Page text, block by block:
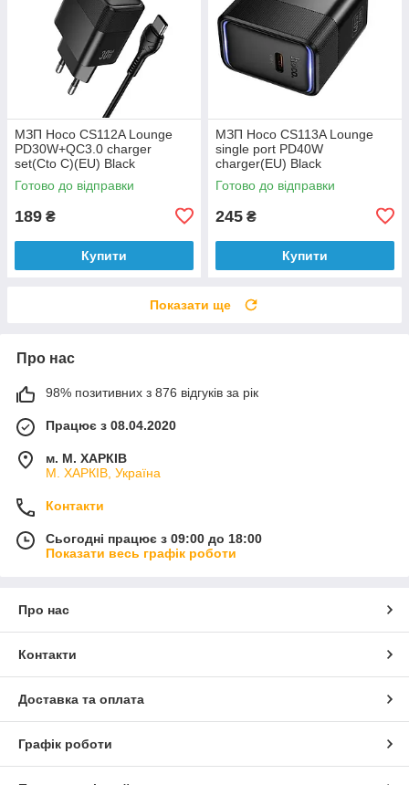
МЗП Hoco CS112A Lounge
PD30W+QC3.0 charger
set(Cto C)(EU) Black
Готово до відправки
189 ₴
Купити
МЗП Hoco CS113A Lounge
single port PD40W
charger(EU) Black
Готово до відправки
245 ₴
Купити
Показати ще
Про нас
98% позитивних з 876 відгуків за рік
Працює з 08.04.2020
м. М. ХАРКІВ
М. ХАРКІВ, Україна
Контакти
Сьогодні працює з 09:00 до 18:00
Показати весь графік роботи
Про нас
Контакти
Доставка та оплата
Графік роботи